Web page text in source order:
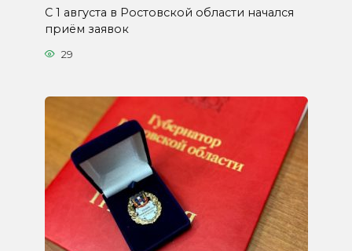
С 1 августа в Ростовской области начался
приём заявок
29